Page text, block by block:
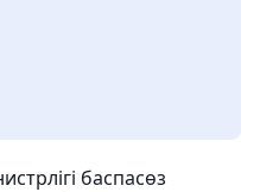
баспасөз